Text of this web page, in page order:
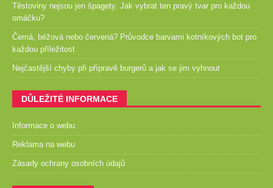
Těstoviny nejsou jen špagety. Jak vybrat ten pravý tvar pro každou
omáčku?
Černá, béžová nebo červená? Průvodce barvami kotníkových bot pro
každou příležitost
Nejčastější chyby při přípravě burgerů a jak se jim vyhnout
DŮLEŽITÉ INFORMACE
Informace o webu
Reklama na webu
Zásady ochrany osobních údajů